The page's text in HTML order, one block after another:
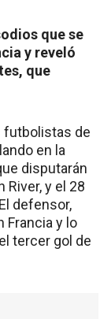
que se
y reveló
que
futbolistas de
en la
disputarán
River, y el 28
defensor,
Francia y lo
tercer gol de